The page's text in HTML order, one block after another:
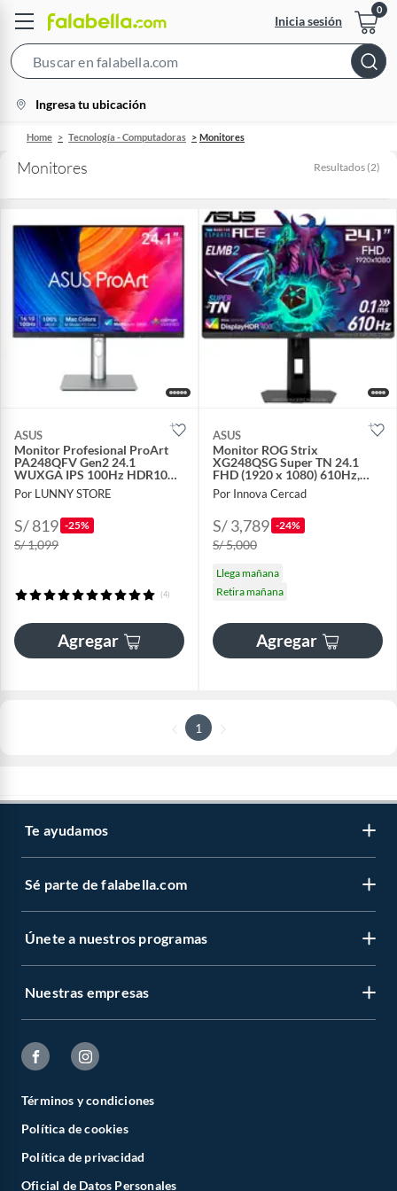
Inicia sesión
Bar
location-
icon
Ingresa tu ubicación
Home Tecnología - Computadoras Monitores
Monitores Resultados (2)
ASUS
Monitor Profesional ProArt
PA248QFV Gen2 24.1
WUXGA IPS 100Hz HDR10
100% sRGB
Por LUNNY STORE
S/ 819 -25%
S/ 1,099
(4)
Agregar
ASUS
Monitor ROG Strix
XG248QSG Super TN 24.1
FHD (1920 x 1080) 610Hz,
0.1Ms
Por Innova Cercad
S/ 3,789 -24%
S/ 5,000
Llega mañana
Retira mañana
Agregar
1
Te ayudamos
Sé parte de falabella.com
Únete a nuestros programas
Nuestras empresas
Términos y condiciones
Política de cookies
Política de privacidad
Oficial de Datos Personales